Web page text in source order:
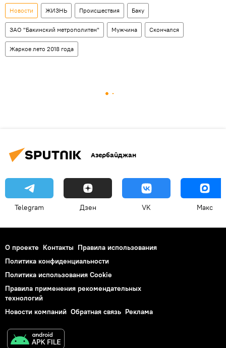
Новости ЖИЗНЬ Происшествия Баку
ЗАО "Бакинский метрополитен" Мужчина Скончался
Жаркое лето 2018 года
Азербайджан
Telegram Дзен VK Макс
О проекте Контакты Правила использования
Политика конфиденциальности
Политика использования Cookie
Правила применения рекомендательных
технологий
Новости компаний Обратная связь Реклама